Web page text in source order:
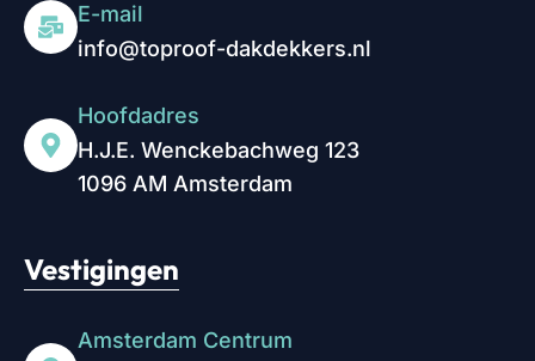
E-mail
info@toproof-dakdekkers.nl
Hoofdadres
H.J.E. Wenckebachweg 123
1096 AM Amsterdam
Vestigingen
Amsterdam Centrum